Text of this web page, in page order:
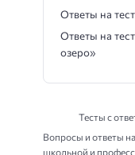
Ответы на
Ответы на
озеро»
Тесты с
Вопросы и ответы
школьной и